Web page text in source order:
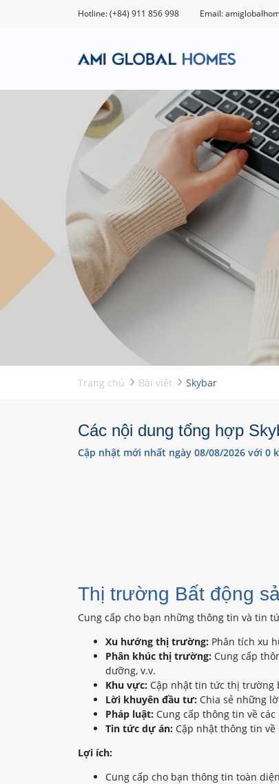
Hotline: (+84) 911 856 998 Email:
Trang chủ Bài viết Skybar
Các nội dung tổng hợp
Cập nhật mới nhất ngày 08/08/2026 với 0
Thị trường Bất động
Cung cấp cho bạn những thông tin và tin
Xu hướng thị trường:Phân tích xu
Phân khúc thị trường:Cung cấp
dưỡng, v.v.
Khu vực:Cập nhật tin tức thị trường
Lời khuyên đầu tư:Chia sẻ những
Pháp luật:Cung cấp thông tin về
Tin tức dự án:Cập nhật thông tin về
Lợi ích:
Cung cấp cho bạn thông tin toàn